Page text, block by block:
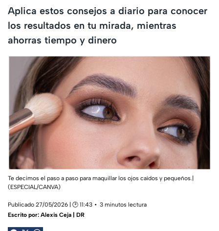
Aplica estos consejos a diario para conocer
los resultados en tu mirada, mientras
ahorras tiempo y dinero
Te decimos el paso a paso para maquillar los ojos caídos y pequeños.|
(ESPECIAL/CANVA)
Publicado 27/05/2026 | 🕑 11:43
3 minutos lectura
Escrito por: Alexis Ceja | DR